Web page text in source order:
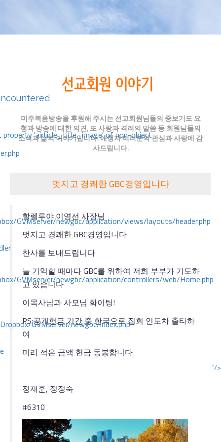
property 'airticle_title_image' of non-object
GVMserver/newgbc/application/views/layouts/header.php
GVMserver/newgbc/application/controllers/web/Home.php
GVMserver/newgbc/index.php
"/>
미주복음방송을 후원해 주시는 선교회원님들의 중보기도 요
청과 방송에 대한 의견, 또 사랑과 격려의 말씀 등 회원님들의
소식과 삶의 이야기입니다. 애청자 여러분의 관심과 사랑에 감
사드립니다.
멋지고 경쾌한 GBC경영입니다
할렐루야 이영선 사장님
멋지고 경쾌한 GBC경영입니다
찬사를 보내드립니다
늘 기억할 때마다 GBC를 위하여 저희 부부가 기도하
고 있습니다
이목사님과 사모님 화이팅!
PS:공개헌금 기간 중 한국으로 집회 인도차 출타하
여
미리 적은 금액 헌금 동봉합니다
정재훈, 정정숙
#6310